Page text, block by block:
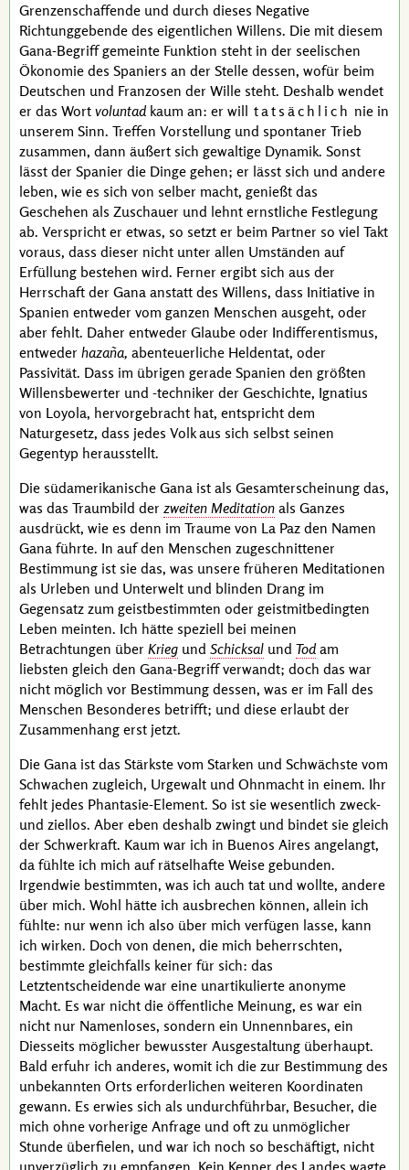
Grenzenschaffende und durch dieses Negative
Richtunggebende des eigentlichen Willens. Die mit diesem
Gana-Begriff gemeinte Funktion steht in der seelischen
Ökonomie des Spaniers an der Stelle dessen, wofür beim
Deutschen und Franzosen der Wille steht. Deshalb wendet
er das Wort voluntad kaum an: er will tatsächlich nie in
unserem Sinn. Treffen Vorstellung und spontaner Trieb
zusammen, dann äußert sich gewaltige Dynamik. Sonst
lässt der Spanier die Dinge gehen; er lässt sich und andere
leben, wie es sich von selber macht, genießt das
Geschehen als Zuschauer und lehnt ernstliche Festlegung
ab. Verspricht er etwas, so setzt er beim Partner so viel Takt
voraus, dass dieser nicht unter allen Umständen auf
Erfüllung bestehen wird. Ferner ergibt sich aus der
Herrschaft der Gana anstatt des Willens, dass Initiative in
Spanien entweder vom ganzen Menschen ausgeht, oder
aber fehlt. Daher entweder Glaube oder Indifferentismus,
entweder hazaña, abenteuerliche Heldentat, oder
Passivität. Dass im übrigen gerade Spanien den größten
Willensbewerter und -techniker der Geschichte, Ignatius
von Loyola, hervorgebracht hat, entspricht dem
Naturgesetz, dass jedes Volk aus sich selbst seinen
Gegentyp herausstellt.
Die südamerikanische Gana ist als Gesamterscheinung das,
was das Traumbild der zweiten Meditation als Ganzes
ausdrückt, wie es denn im Traume von La Paz den Namen
Gana führte. In auf den Menschen zugeschnittener
Bestimmung ist sie das, was unsere früheren Meditationen
als Urleben und Unterwelt und blinden Drang im
Gegensatz zum geistbestimmten oder geistmitbedingten
Leben meinten. Ich hätte speziell bei meinen
Betrachtungen über Krieg und Schicksal und Tod am
liebsten gleich den Gana-Begriff verwandt; doch das war
nicht möglich vor Bestimmung dessen, was er im Fall des
Menschen Besonderes betrifft; und diese erlaubt der
Zusammenhang erst jetzt.
Die Gana ist das Stärkste vom Starken und Schwächste vom
Schwachen zugleich, Urgewalt und Ohnmacht in einem. Ihr
fehlt jedes Phantasie-Element. So ist sie wesentlich zweck-
und ziellos. Aber eben deshalb zwingt und bindet sie gleich
der Schwerkraft. Kaum war ich in Buenos Aires angelangt,
da fühlte ich mich auf rätselhafte Weise gebunden.
Irgendwie bestimmten, was ich auch tat und wollte, andere
über mich. Wohl hätte ich ausbrechen können, allein ich
fühlte: nur wenn ich also über mich verfügen lasse, kann
ich wirken. Doch von denen, die mich beherrschten,
bestimmte gleichfalls keiner für sich: das
Letztentscheidende war eine unartikulierte anonyme
Macht. Es war nicht die öffentliche Meinung, es war ein
nicht nur Namenloses, sondern ein Unnennbares, ein
Diesseits möglicher bewusster Ausgestaltung überhaupt.
Bald erfuhr ich anderes, womit ich die zur Bestimmung des
unbekannten Orts erforderlichen weiteren Koordinaten
gewann. Es erwies sich als undurchführbar, Besucher, die
mich ohne vorherige Anfrage und oft zu unmöglicher
Stunde überfielen, und war ich noch so beschäftigt, nicht
unverzüglich zu empfangen. Kein Kenner des Landes wagte